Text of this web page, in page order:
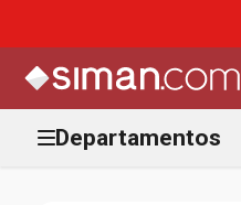
Departamentos